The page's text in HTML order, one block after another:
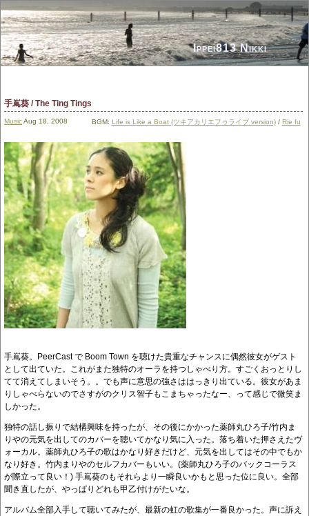
Ippei813 Nikki
手嶌葵 / The Ting Tings
MusicAug 18, 2008 BGM: Life is Like a Boat (ツキアカリエフゥライブ version)/ Rie fu
手嶌葵。PeerCast で Boom Town を聴けた貴重なチャンスに偶然彼女がゲスト
として出ていた。これがまた独特のオーラを持つしゃべり方。すごくおっとりし
てて消えてしまいそう。。でも声に意思の強さははっきり出ている。彼女があま
りしゃべらないのでさすがのクリス智子もこまちゃったなー、って感じで微笑ま
しかった。
独特の話し振りで結構興味を持ったが、その後にかかった薬師丸ひろ子/竹内ま
りやの元気を出してのカバーを聴いてかなり気に入った。落ち着いた押さえたヴ
ォーカル。薬師丸ひろ子の歌はかなり好きだけど、元気を出してはその中でもか
なり好き。竹内まりやのセルフカバーもいい。(薬師丸ひろ子のバックコーラス
が際立って良い！) 手嶌葵のもそれらより一瞬良いかもと思った位に良い。全部
聞き直したが、やっぱりどれも甲乙付けがたいな。
アルバム全部入手して聴いてみたが、最新の虹の歌集が一番良かった。声に訴え